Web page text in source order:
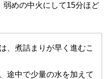
、煮詰まりが早く進むこ
途中で少量の水を加えて